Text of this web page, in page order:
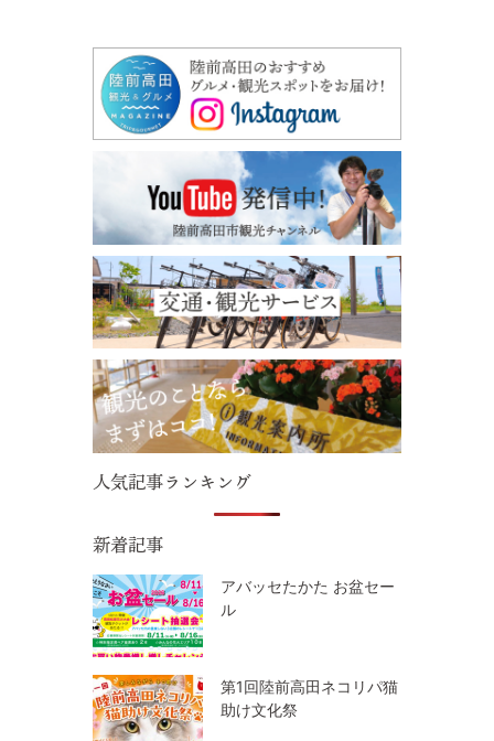
人気記事ランキング
新着記事
アバッセたかた お盆セー
ル
第1回陸前高田ネコリパ猫
助け文化祭